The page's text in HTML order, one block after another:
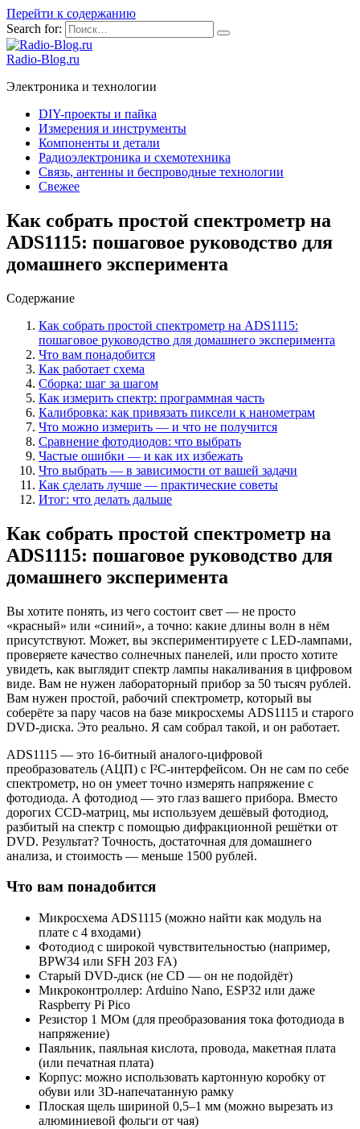
Перейти к содержанию
Search for:
Radio-Blog.ru
Электроника и технологии
DIY-проекты и пайка
Измерения и инструменты
Компоненты и детали
Радиоэлектроника и схемотехника
Связь, антенны и беспроводные технологии
Свежее
Как собрать простой спектрометр на
ADS1115: пошаговое руководство для
домашнего эксперимента
Содержание
Как собрать простой спектрометр на ADS1115:
пошаговое руководство для домашнего эксперимента
Что вам понадобится
Как работает схема
Сборка: шаг за шагом
Как измерить спектр: программная часть
Калибровка: как привязать пиксели к нанометрам
Что можно измерить — и что не получится
Сравнение фотодиодов: что выбрать
Частые ошибки — и как их избежать
Что выбрать — в зависимости от вашей задачи
Как сделать лучше — практические советы
Итог: что делать дальше
Как собрать простой спектрометр на
ADS1115: пошаговое руководство для
домашнего эксперимента
Вы хотите понять, из чего состоит свет — не просто
«красный» или «синий», а точно: какие длины волн в нём
присутствуют. Может, вы экспериментируете с LED-лампами,
проверяете качество солнечных панелей, или просто хотите
увидеть, как выглядит спектр лампы накаливания в цифровом
виде. Вам не нужен лабораторный прибор за 50 тысяч рублей.
Вам нужен простой, рабочий спектрометр, который вы
соберёте за пару часов на базе микросхемы ADS1115 и старого
DVD-диска. Это реально. Я сам собрал такой, и он работает.
ADS1115 — это 16-битный аналого-цифровой
преобразователь (АЦП) с I²C-интерфейсом. Он не сам по себе
спектрометр, но он умеет точно измерять напряжение с
фотодиода. А фотодиод — это глаз вашего прибора. Вместо
дорогих CCD-матриц, мы используем дешёвый фотодиод,
разбитый на спектр с помощью дифракционной решётки от
DVD. Результат? Точность, достаточная для домашнего
анализа, и стоимость — меньше 1500 рублей.
Что вам понадобится
Микросхема ADS1115 (можно найти как модуль на
плате с 4 входами)
Фотодиод с широкой чувствительностью (например,
BPW34 или SFH 203 FA)
Старый DVD-диск (не CD — он не подойдёт)
Микроконтроллер: Arduino Nano, ESP32 или даже
Raspberry Pi Pico
Резистор 1 МОм (для преобразования тока фотодиода в
напряжение)
Паяльник, паяльная кислота, провода, макетная плата
(или печатная плата)
Корпус: можно использовать картонную коробку от
обуви или 3D-напечатанную рамку
Плоская щель шириной 0,5–1 мм (можно вырезать из
алюминиевой фольги от чая)